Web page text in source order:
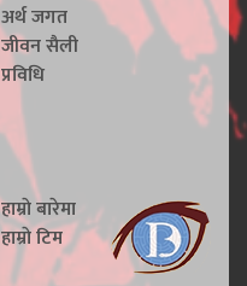
अर्थ जगत
जीवन सैली
प्रविधि
हाम्राे बारेमा
हाम्राे टिम